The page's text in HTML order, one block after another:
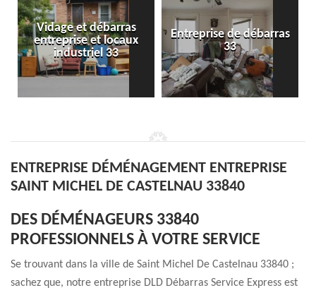
et débarras
et locaux
33
Entreprise de débarras
ENTREPRISE DÉMÉNAGEMENT ENTREPRISE
SAINT MICHEL DE CASTELNAU 33840
DES DÉMÉNAGEURS 33840
PROFESSIONNELS À VOTRE SERVICE
Se trouvant dans la ville de Saint Michel De Castelnau 33840 ;
sachez que, notre entreprise DLD Débarras Service Express est